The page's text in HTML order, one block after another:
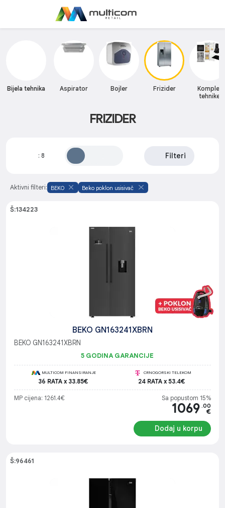
Bijela tehnika Aspirator Bojler Frizider
Komplet
tehnike
FRIZIDER
: 8 Filteri
Aktivni filteri: BEKO Beko poklon usisivač
Š:134223
BEKO GN163241XBRN
BEKO GN163241XBRN
5 GODINA GARANCIJE
MULTICOM FINANSIRANJE
36 RATA x 33.85€
CRNOGORSKI TELEKOM
24 RATA x 53.4€
MP cijena: 1261.4€ Sa popustom 15%
1069 .00
€
Dodaj u korpu
Š:96461